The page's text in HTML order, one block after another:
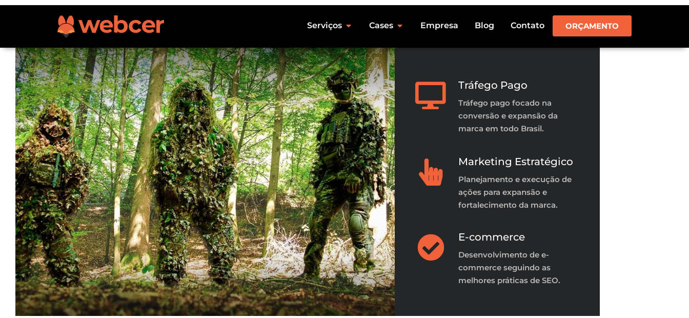
Serviços Cases Empresa Blog Contato ORÇAMENTO
Tráfego Pago
Tráfego pago focado na
conversão e expansão da
marca em todo Brasil.
Marketing Estratégico
Planejamento e execução de
ações para expansão e
fortalecimento da marca.
E-commerce
Desenvolvimento de e-
commerce seguindo as
melhores práticas de SEO.